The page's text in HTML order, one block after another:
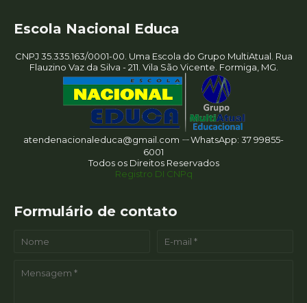
Escola Nacional Educa
CNPJ 35.335.163/0001-00. Uma Escola do Grupo MultiAtual. Rua
Flauzino Vaz da Silva - 211. Vila São Vicente. Formiga, MG.
atendenacionaleduca@gmail.com ㄧWhatsApp: 37 99855-
6001
Todos os Direitos Reservados
Registro DI CNPq
Formulário de contato